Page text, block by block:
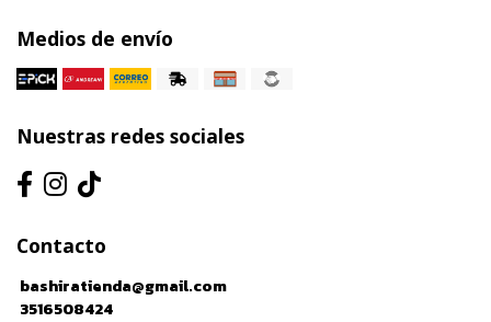
Medios de envío
Nuestras redes sociales
Contacto
bashiratienda@gmail.com
3516508424